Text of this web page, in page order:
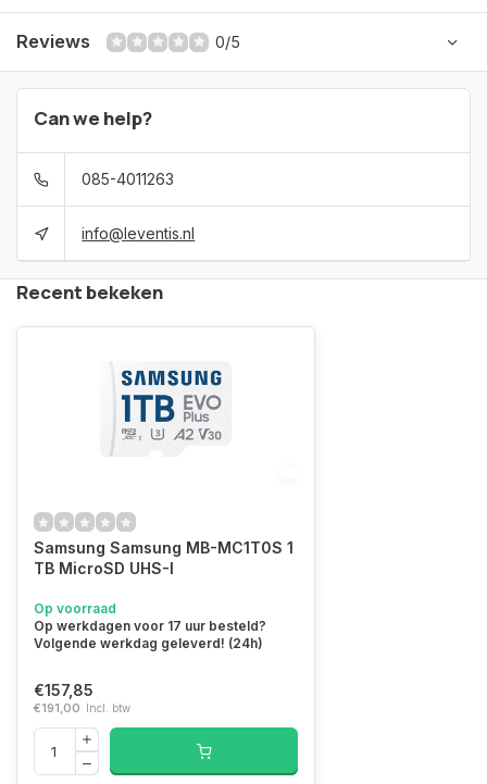
Reviews 0/5
Can we help?
085-4011263
info@leventis.nl
Recent bekeken
Samsung Samsung MB-MC1T0S 1
TB MicroSD UHS-I
Op voorraad
Op werkdagen voor 17 uur besteld?
Volgende werkdag geleverd! (24h)
€157,85
€191,00 Incl. btw